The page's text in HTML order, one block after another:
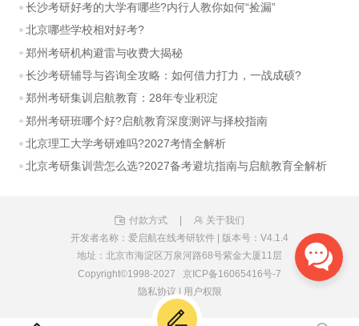
长沙考研好考的大学有哪些?内行人教你如何“捡漏”
北京哪些学校相对好考?
郑州考研机构避雷与收费大揭秘
长沙考研辅导与咨询全攻略：如何借力打力，一战成硕?
郑州考研集训启航教育：28年专业积淀
郑州考研班哪个好?启航教育深度测评与择校指南
北京理工大学考研难吗?2027考情全解析
北京考研集训营怎么选?2027备考避坑指南与启航教育全解析
付款方式 |
关于我们
开发者名称：爱启航在线考研软件
版本号：V4.1.4
地址：北京市海淀区万泉河路68号紫金大厦11层
Copyright©1998-2027 京ICP备16065416号-7
隐私协议 | 用户权限